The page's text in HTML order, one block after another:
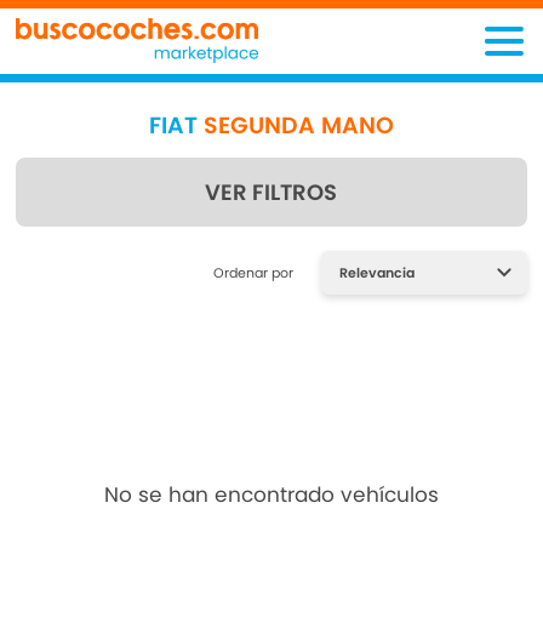
FIAT SEGUNDA MANO
VER FILTROS
Encuentra lo que estás
Ordenar por
No se han encontrado vehículos